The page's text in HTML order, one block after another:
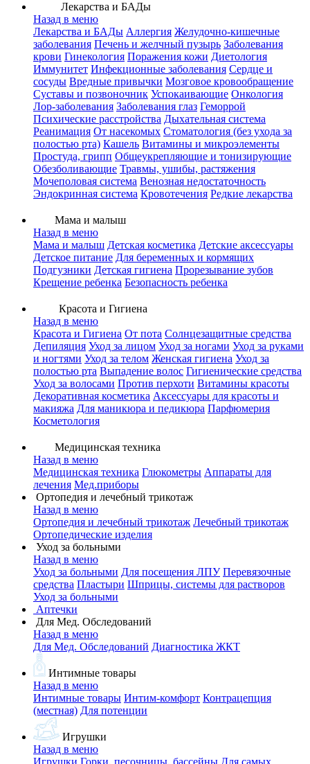
Лекарства и БАДы
Назад в меню
Лекарства и БАДы Аллергия Желудочно-кишечные
заболевания Печень и желчный пузырь Заболевания
крови Гинекология Поражения кожи Диетология
Иммунитет Инфекционные заболевания Сердце и
сосуды Вредные привычки Мозговое кровообращение
Суставы и позвоночник Успокаивающие Онкология
Лор-заболевания Заболевания глаз Геморрой
Психические расстройства Дыхательная система
Реанимация От насекомых Стоматология (без ухода за
полостью рта) Кашель Витамины и микроэлементы
Простуда, грипп Общеукрепляющие и тонизирующие
Обезболивающие Травмы, ушибы, растяжения
Мочеполовая система Венозная недостаточность
Эндокринная система Кровотечения Редкие лекарства
Мама и малыш
Назад в меню
Мама и малыш Детская косметика Детские аксессуары
Детское питание Для беременных и кормящих
Подгузники Детская гигиена Прорезывание зубов
Крещение ребенка Безопасность ребенка
Красота и Гигиена
Назад в меню
Красота и Гигиена От пота Солнцезащитные средства
Депиляция Уход за лицом Уход за ногами Уход за руками
и ногтями Уход за телом Женская гигиена Уход за
полостью рта Выпадение волос Гигиенические средства
Уход за волосами Против перхоти Витамины красоты
Декоративная косметика Аксессуары для красоты и
макияжа Для маникюра и педикюра Парфюмерия
Косметология
Медицинская техника
Назад в меню
Медицинская техника Глюкометры Аппараты для
лечения Мед.приборы
Ортопедия и лечебный трикотаж
Назад в меню
Ортопедия и лечебный трикотаж Лечебный трикотаж
Ортопедические изделия
Уход за больными
Назад в меню
Уход за больными Для посещения ЛПУ Перевязочные
средства Пластыри Шприцы, системы для растворов
Уход за больными
Аптечки
Для Мед. Обследований
Назад в меню
Для Мед. Обследований Диагностика ЖКТ
Интимные товары
Назад в меню
Интимные товары Интим-комфорт Контрацепция
(местная) Для потенции
Игрушки
Назад в меню
Игрушки Горки, песочницы, бассейны Для самых